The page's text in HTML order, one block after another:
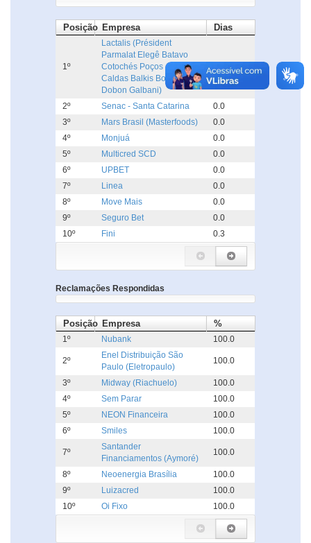
Posição Empresa Dias
1º
Lactalis (Président
Parmalat Elegê Batavo
Cotochés Poços de
Caldas Balkis Boa Nata
Dobon Galbani)
0.0
2º Senac - Santa Catarina
0.0
3º
Mars Brasil (Masterfoods)
0.0
4º
Monjuá
0.0
5º
Multicred SCD
0.0
6º
UPBET
0.0
7º
Linea
0.0
8º
Move Mais
0.0
9º
Seguro Bet
0.0
10º
Fini 0.3
Reclamações Respondidas
Posição Empresa %
1º Nubank 100.0
2º
Enel Distribuição São
Paulo (Eletropaulo)
100.0
3º Midway (Riachuelo)
100.0
4º
Sem Parar
100.0
5º
NEON Financeira
100.0
6º
Smiles 100.0
7º
Santander
Financiamentos (Aymoré)
100.0
8º Neoenergia Brasília
100.0
9º
Luizacred
100.0
10º
Oi Fixo 100.0